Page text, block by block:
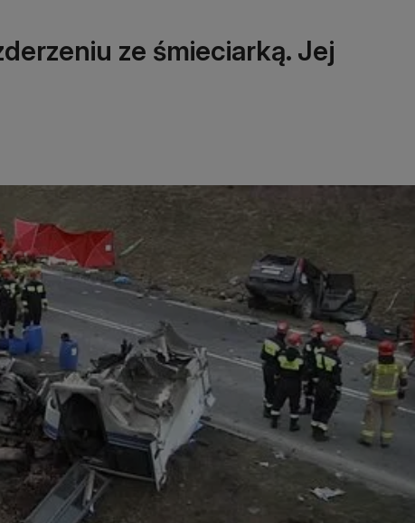
ze śmieciarką. Jej